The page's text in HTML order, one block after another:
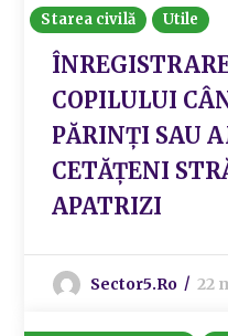
Starea civilă
Utile
COPILULUI
PĂRINŢI SAU
CETĂŢENI
APATRIZI
Sector5.ro 22